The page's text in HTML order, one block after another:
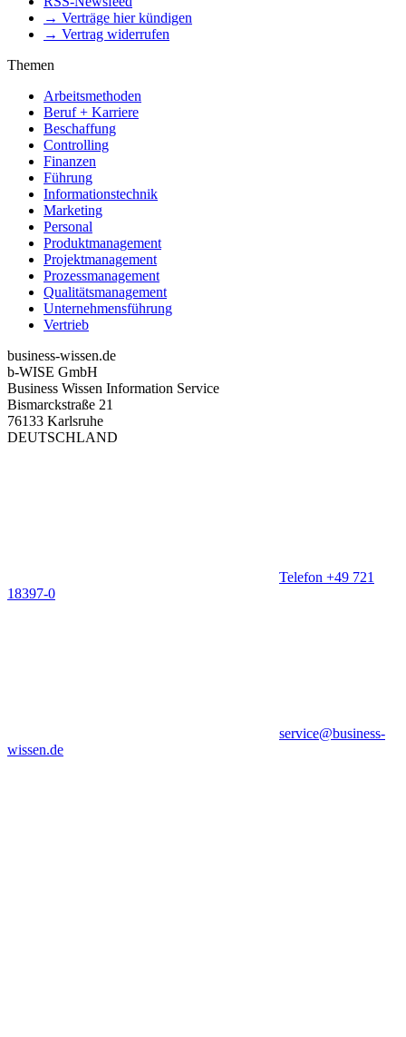
→ Verträge hier kündigen
→ Vertrag widerrufen
Themen
Arbeitsmethoden
Beruf + Karriere
Beschaffung
Controlling
Finanzen
Führung
Informationstechnik
Marketing
Personal
Produktmanagement
Projektmanagement
Prozessmanagement
Qualitätsmanagement
Unternehmensführung
Vertrieb
business-wissen.de
b-WISE GmbH
Business Wissen Information Service
Bismarckstraße 21
76133 Karlsruhe
DEUTSCHLAND
Telefon +49 721
18397-0
service@business-
wissen.de